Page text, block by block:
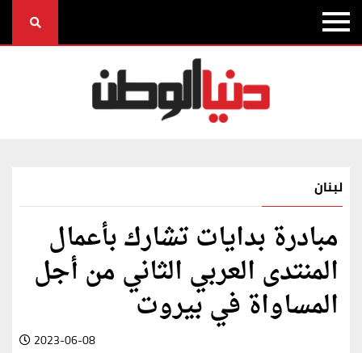
لبنان
مبادرة بدايات تشارك بأعمال
المنتدى العربي الثاني من أجل
المساواة في بيروت
2023-06-08